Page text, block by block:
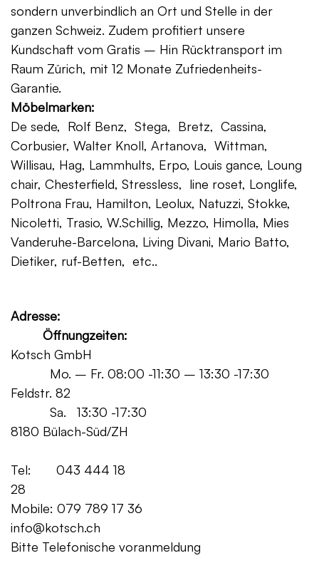
sondern unverbindlich an Ort und Stelle in der
ganzen Schweiz. Zudem profitiert unsere
Kundschaft vom Gratis – Hin Rücktransport im
Raum Zürich, mit 12 Monate Zufriedenheits-
Garantie.
Möbelmarken:
De sede, Rolf Benz, Stega, Bretz, Cassina,
Corbusier, Walter Knoll, Artanova, Wittman,
Willisau, Hag, Lammhults, Erpo, Louis gance, Loung
chair, Chesterfield, Stressless, line roset, Longlife,
Poltrona Frau, Hamilton, Leolux, Natuzzi, Stokke,
Nicoletti, Trasio, W.Schillig, Mezzo, Himolla, Mies
Vanderuhe-Barcelona, Living Divani, Mario Batto,
Dietiker, ruf-Betten, etc..
Adresse:
Öffnungzeiten:
Kotsch GmbH
Mo. – Fr. 08:00 -11:30 – 13:30 -17:30
Feldstr. 82
Sa. 13:30 -17:30
8180 Bülach-Süd/ZH
Tel: 043 444 18
28
Mobile: 079 789 17 36
info@kotsch.ch
Bitte Telefonische voranmeldung